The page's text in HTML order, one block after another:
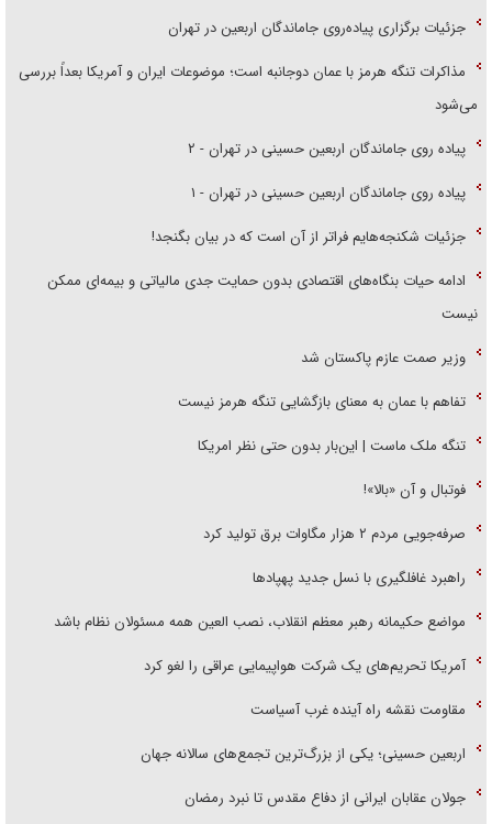
جزئیات برگزاری پیاده‌روی جاماندگان اربعین در تهران
مذاکرات تنگه هرمز با عمان دوجانبه است؛ موضوعات ایران و آمریکا بعداً بررسی
می‌شود
پیاده روی جاماندگان اربعین حسینی در تهران - ۲
پیاده روی جاماندگان اربعین حسینی در تهران - ۱
جزئیات شکنجه‌هایم فراتر از آن است که در بیان بگنجد!
ادامه حیات بنگاه‌های اقتصادی بدون حمایت جدی مالیاتی و بیمه‌ای ممکن
نیست
وزیر صمت عازم پاکستان شد
تفاهم با عمان به معنای بازگشایی تنگه هرمز نیست
تنگه ملک ماست | این‌بار بدون حتی نظر امریکا
فوتبال و آن «بالا»!
صرفه‌جویی مردم ۲ هزار مگاوات برق تولید کرد
راهبرد غافلگیری با نسل جدید پهپاد‌ها
مواضع حکیمانه رهبر معظم انقلاب، نصب العین همه مسئولان نظام باشد
آمریکا تحریم‌های یک شرکت هواپیمایی عراقی را لغو کرد
مقاومت نقشه راه آینده غرب آسیاست
اربعین حسینی؛ یکی از بزرگ‌ترین تجمع‌های سالانه جهان
جولان عقابان ایرانی از دفاع مقدس تا نبرد رمضان